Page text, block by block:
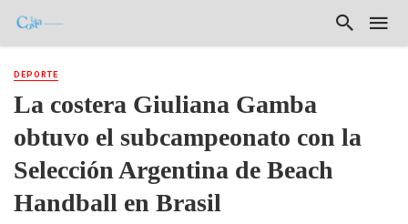
DEPORTE
La costera Giuliana Gamba
obtuvo el subcampeonato con la
Selección Argentina de Beach
Handball en Brasil